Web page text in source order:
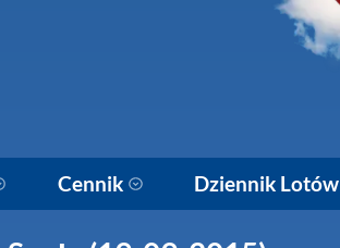
Cennik Dziennik Lotów